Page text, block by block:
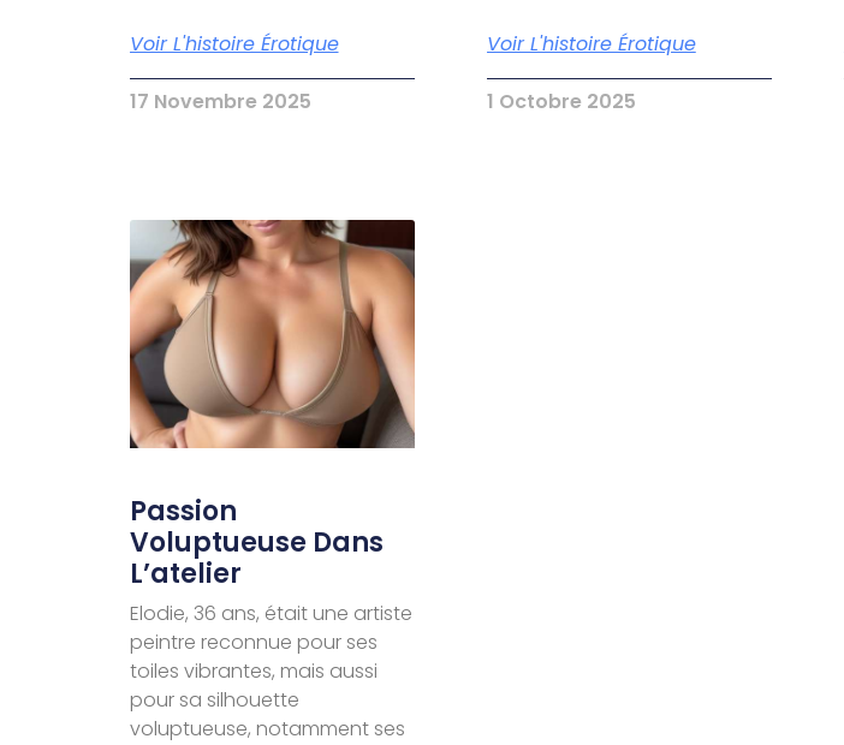
Voir L'histoire Érotique
17 Novembre 2025
Voir L'histoire Érotique
1 Octobre 2025
Passion
Voluptueuse Dans
L’atelier
Elodie, 36 ans, était une artiste
peintre reconnue pour ses
toiles vibrantes, mais aussi
pour sa silhouette
voluptueuse, notamment ses